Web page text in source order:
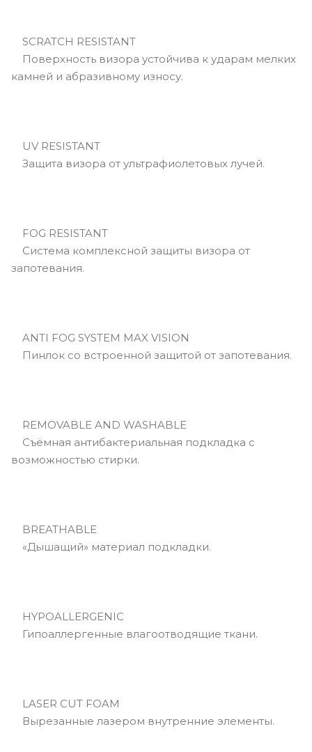
SCRATCH RESISTANT
Поверхность визора устойчива к ударам мелких
камней и абразивному износу.
UV RESISTANT
Защита визора от ультрафиолетовых лучей.
FOG RESISTANT
Система комплексной защиты визора от
запотевания.
ANTI FOG SYSTEM MAX VISION
Пинлок со встроенной защитой от запотевания.
REMOVABLE AND WASHABLE
Съёмная антибактериальная подкладка с
возможностью стирки.
BREATHABLE
«Дышащий» материал подкладки.
HYPOALLERGENIC
Гипоаллергенные влагоотводящие ткани.
LASER CUT FOAM
Вырезанные лазером внутренние элементы.